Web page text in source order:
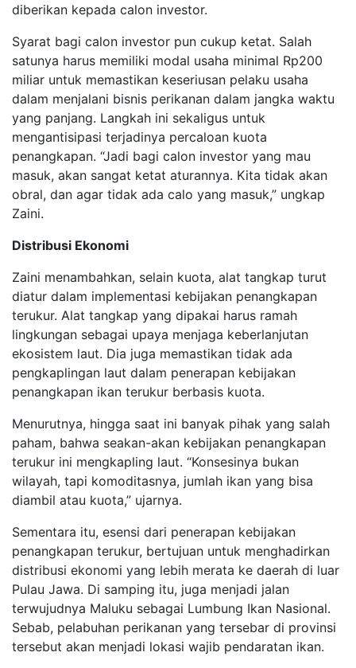
diberikan kepada calon investor.
Syarat bagi calon investor pun cukup ketat. Salah
satunya harus memiliki modal usaha minimal Rp200
miliar untuk memastikan keseriusan pelaku usaha
dalam menjalani bisnis perikanan dalam jangka waktu
yang panjang. Langkah ini sekaligus untuk
mengantisipasi terjadinya percaloan kuota
penangkapan. “Jadi bagi calon investor yang mau
masuk, akan sangat ketat aturannya. Kita tidak akan
obral, dan agar tidak ada calo yang masuk,” ungkap
Zaini.
Distribusi Ekonomi
Zaini menambahkan, selain kuota, alat tangkap turut
diatur dalam implementasi kebijakan penangkapan
terukur. Alat tangkap yang dipakai harus ramah
lingkungan sebagai upaya menjaga keberlanjutan
ekosistem laut. Dia juga memastikan tidak ada
pengkaplingan laut dalam penerapan kebijakan
penangkapan ikan terukur berbasis kuota.
Menurutnya, hingga saat ini banyak pihak yang salah
paham, bahwa seakan-akan kebijakan penangkapan
terukur ini mengkapling laut. “Konsesinya bukan
wilayah, tapi komoditasnya, jumlah ikan yang bisa
diambil atau kuota,” ujarnya.
Sementara itu, esensi dari penerapan kebijakan
penangkapan terukur, bertujuan untuk menghadirkan
distribusi ekonomi yang lebih merata ke daerah di luar
Pulau Jawa. Di samping itu, juga menjadi jalan
terwujudnya Maluku sebagai Lumbung Ikan Nasional.
Sebab, pelabuhan perikanan yang tersebar di provinsi
tersebut akan menjadi lokasi wajib pendaratan ikan.